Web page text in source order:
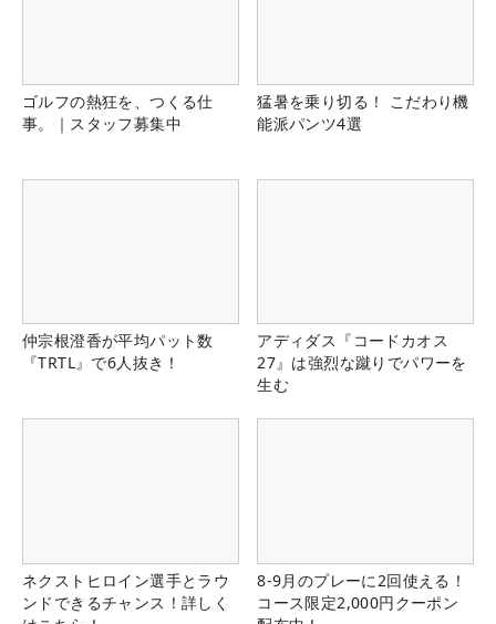
ゴルフの熱狂を、つくる仕
事。｜スタッフ募集中
猛暑を乗り切る！ こだわり機
能派パンツ4選
仲宗根澄香が平均パット数
『TRTL』で6人抜き！
アディダス『コードカオス
27』は強烈な蹴りでパワーを
生む
ネクストヒロイン選手とラウ
ンドできるチャンス！詳しく
8-9月のプレーに2回使える！
コース限定2,000円クーポン